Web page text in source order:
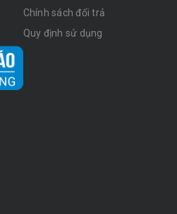
Chính sách đổi trả
Quy định sử dụng